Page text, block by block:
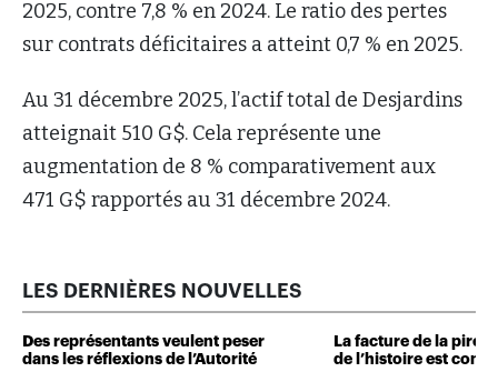
2025, contre 7,8 % en 2024. Le ratio des pertes
sur contrats déficitaires a atteint 0,7 % en 2025.
Au 31 décembre 2025, l’actif total de Desjardins
atteignait 510 G$. Cela représente une
augmentation de 8 % comparativement aux
471 G$ rapportés au 31 décembre 2024.
LES DERNIÈRES NOUVELLES
Des représentants veulent peser
dans les réflexions de l’Autorité
La facture de la pire
de l’histoire est